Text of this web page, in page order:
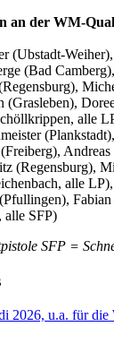
an der WM-
(Ubstadt-
(Bad
(Grasleben),
alle
(Regensburg),
alle
alle SFP)
SFP =
2026, u.a. für